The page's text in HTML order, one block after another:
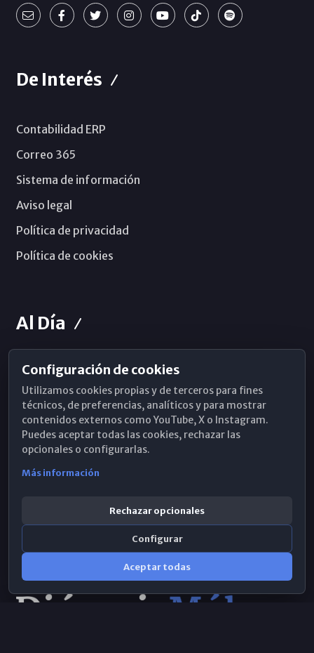
De Interés
Contabilidad ERP
Correo 365
Sistema de información
Aviso legal
Política de privacidad
Política de cookies
Al Día
Horarios de Misa
Hemeroteca
WhatsApp
Configuración de cookies
Utilizamos cookies propias y de terceros para fines
técnicos, de preferencias, analíticos y para mostrar
contenidos externos como YouTube, X o Instagram.
Puedes aceptar todas las cookies, rechazar las
opcionales o configurarlas.
Más información
Rechazar opcionales
Configurar
Aceptar todas